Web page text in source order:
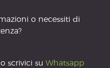
o necessiti di
o scrivici su Whatsapp